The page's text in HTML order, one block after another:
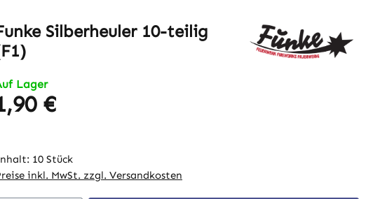
Silberheuler 10-teilig
Lager
Preis:
€
10 Stück
inkl. MwSt. zzgl. Versandkosten